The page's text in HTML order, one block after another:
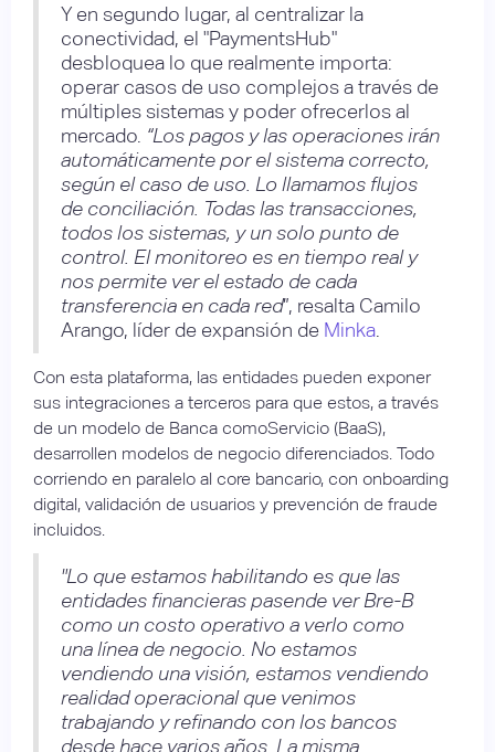
Y en segundo lugar, al centralizar la
conectividad, el "PaymentsHub"
desbloquea lo que realmente importa:
operar casos de uso complejos a través de
múltiples sistemas y poder ofrecerlos al
mercado. “Los pagos y las operaciones irán
automáticamente por el sistema correcto,
según el caso de uso. Lo llamamos flujos
de conciliación. Todas las transacciones,
todos los sistemas, y un solo punto de
control. El monitoreo es en tiempo real y
nos permite ver el estado de cada
transferencia en cada red”, resalta Camilo
Arango, líder de expansión de Minka
Con esta plataforma, las entidades pueden exponer
sus integraciones a terceros para que estos, a través
de un modelo de Banca comoServicio (BaaS),
desarrollen modelos de negocio diferenciados. Todo
corriendo en paralelo al core bancario, con onboarding
digital, validación de usuarios y prevención de fraude
incluidos.
"Lo que estamos habilitando es que las
entidades financieras pasende ver Bre-B
como un costo operativo a verlo como
una línea de negocio. No estamos
vendiendo una visión, estamos vendiendo
realidad operacional que venimos
trabajando y refinando con los bancos
desde hace varios años. La misma